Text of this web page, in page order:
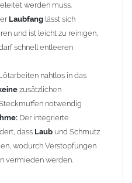
und minimiert die
Laubfang lässt sich leicht
reinigen. Dies spart Zeit
Ihrer
und sorgt dafür, dass Sie
haben.
Durch die Vermeidung von
verbundenen Schäden an
tragen Sie aktiv zum
die Notwendigkeit für
und häufige Reparaturen
werden muss.
Laubfang lässt sich
und ist leicht zu reinigen,
schnell entleeren
nahtlos in das
zusätzlichen
notwendig
Der integrierte
dass Laub und Schmutz
wodurch Verstopfungen
vermieden werden.